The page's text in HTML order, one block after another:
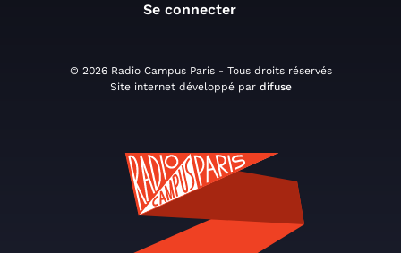
Se connecter
© 2026 Radio Campus Paris - Tous droits réservés
Site internet développé par difuse